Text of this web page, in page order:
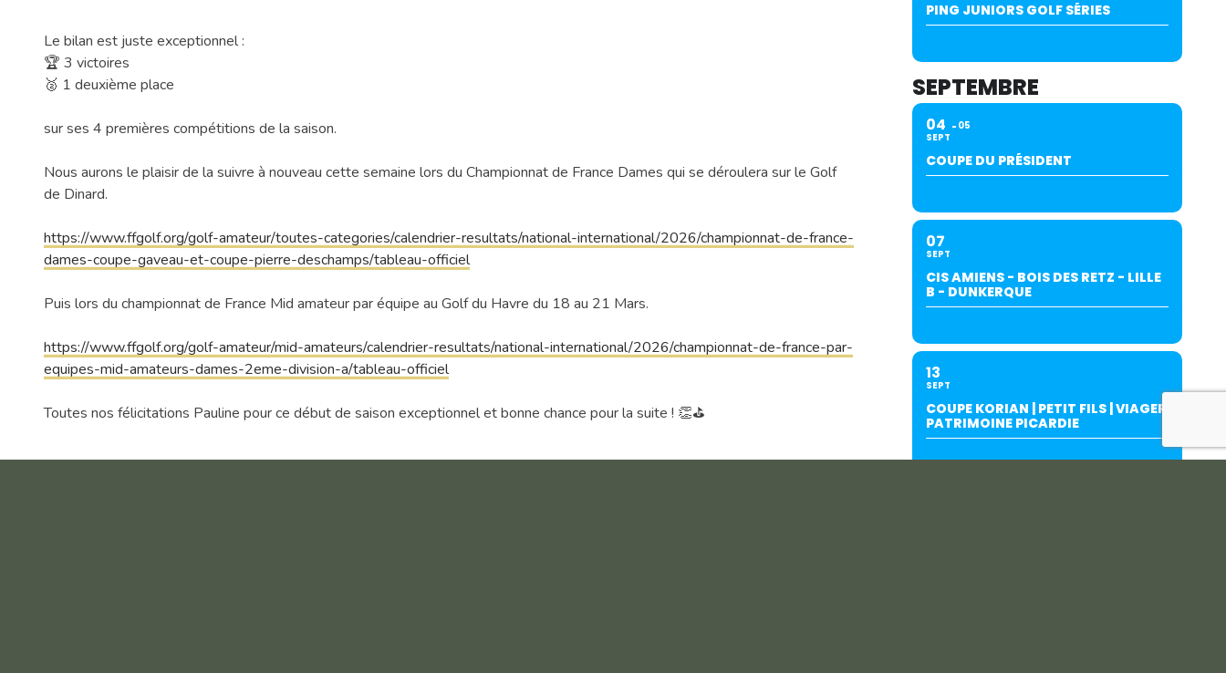
Le bilan est juste exceptionnel :
🏆 3 victoires
🥈 1 deuxième place
sur ses 4 premières compétitions de la saison.
Nous aurons le plaisir de la suivre à nouveau cette semaine lors du Championnat de France Dames qui se déroulera sur le Golf
de Dinard.
https://www.ffgolf.org/golf-amateur/toutes-categories/calendrier-resultats/national-international/2026/championnat-de-france-
dames-coupe-gaveau-et-coupe-pierre-deschamps/tableau-officiel
Puis lors du championnat de France Mid amateur par équipe au Golf du Havre du 18 au 21 Mars.
https://www.ffgolf.org/golf-amateur/mid-amateurs/calendrier-resultats/national-international/2026/championnat-de-france-par-
equipes-mid-amateurs-dames-2eme-division-a/tableau-officiel
Toutes nos félicitations Pauline pour ce début de saison exceptionnel et bonne chance pour la suite ! 👏⛳
PING JUNIORS GOLF SÉRIES
SEPTEMBRE
04
SEPT
05
COUPE DU PRÉSIDENT
07
SEPT
CIS AMIENS - BOIS DES RETZ - LILLE
B - DUNKERQUE
13
SEPT
COUPE KORIAN | PETIT FILS | VIAGER
PATRIMOINE PICARDIE